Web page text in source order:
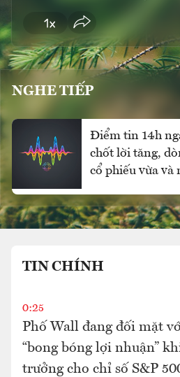
NGHE TIẾP
Điểm tin 14h
chốt lời tăng,
cổ phiếu vừa và
TIN CHÍNH
0:25
Phố Wall đang đối mặt
“bong bóng lợi nhuận”
trưởng cho chỉ số S&P